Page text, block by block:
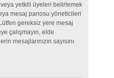
veya yetkili üyeleri belirlemek
mesaj panosu yöneticileri
gereksiz yere mesaj
çalışmayın, elde
mesajlarınızın sayısını